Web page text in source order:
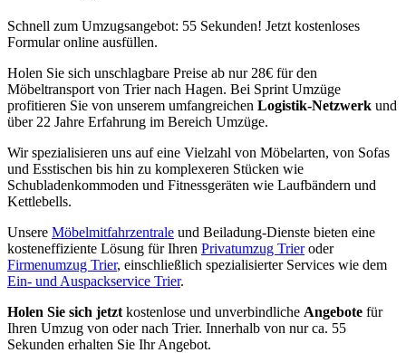
Schnell zum Umzugsangebot: 55 Sekunden! Jetzt kostenloses
Formular online ausfüllen.
Holen Sie sich unschlagbare Preise ab nur 28€ für den
Möbeltransport von Trier nach Hagen. Bei Sprint Umzüge
profitieren Sie von unserem umfangreichen Logistik-Netzwerk und
über 22 Jahre Erfahrung im Bereich Umzüge.
Wir spezialisieren uns auf eine Vielzahl von Möbelarten, von Sofas
und Esstischen bis hin zu komplexeren Stücken wie
Schubladenkommoden und Fitnessgeräten wie Laufbändern und
Kettlebells.
Unsere Möbelmitfahrzentrale und Beiladung-Dienste bieten eine
kosteneffiziente Lösung für Ihren Privatumzug Trieroder
Firmenumzug Trier, einschließlich spezialisierter Services wie dem
Ein- und Auspackservice Trier.
Holen Sie sich jetzt kostenlose und unverbindliche Angebote für
Ihren Umzug von oder nach Trier. Innerhalb von nur ca. 55
Sekunden erhalten Sie Ihr Angebot.